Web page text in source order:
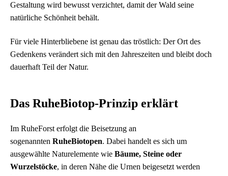
Gestaltung wird bewusst verzichtet, damit der Wald seine
natürliche Schönheit behält.
Für viele Hinterbliebene ist genau das tröstlich: Der Ort des
Gedenkens verändert sich mit den Jahreszeiten und bleibt doch
dauerhaft Teil der Natur.
Das RuheBiotop‑Prinzip erklärt
Im RuheForst erfolgt die Beisetzung an
sogenannten RuheBiotopen. Dabei handelt es sich um
ausgewählte Naturelemente wie Bäume, Steine oder
Wurzelstöcke, in deren Nähe die Urnen beigesetzt werden